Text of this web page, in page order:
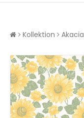
Kollektion Akacia